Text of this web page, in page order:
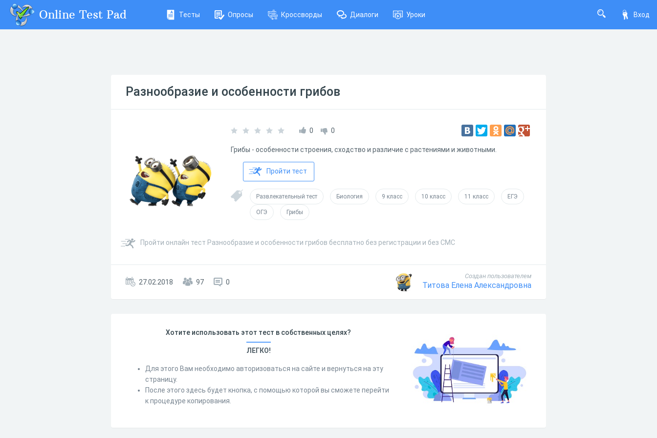
Вход
Online Test Pad Тесты Опросы Кроссворды Диалоги Уроки
Разнообразие и особенности грибов
0 0
Грибы - особенности строения, сходство и различие с растениями и животными.
Пройти тест
Развлекательный тест Биология 9 класс 10 класс 11 класс ЕГЭ
ОГЭ Грибы
Пройти онлайн тест Разнообразие и особенности грибов бесплатно без регистрации и без СМС
27.02.2018 97 0
Создан пользователем
Титова Елена Александровна
Хотите использовать этот тест в собственных целях?
ЛЕГКО!
Для этого Вам необходимо авторизоваться на сайте и вернуться на эту
страницу.
После этого здесь будет кнопка, с помощью которой вы сможете перейти
к процедуре копирования.